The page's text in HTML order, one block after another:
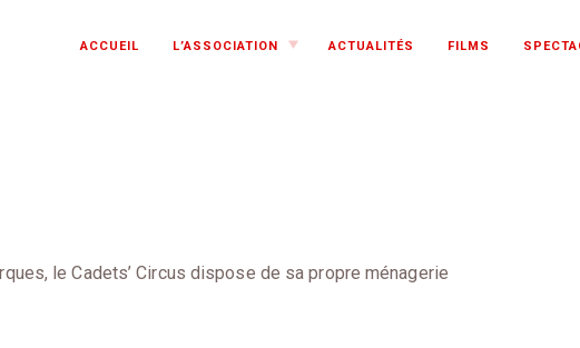
ACCUEIL L’ASSOCIATION TOGGLE
CHILD
ACTUALITÉS FILMS
le Cadets’ Circus dispose de sa propre ménagerie